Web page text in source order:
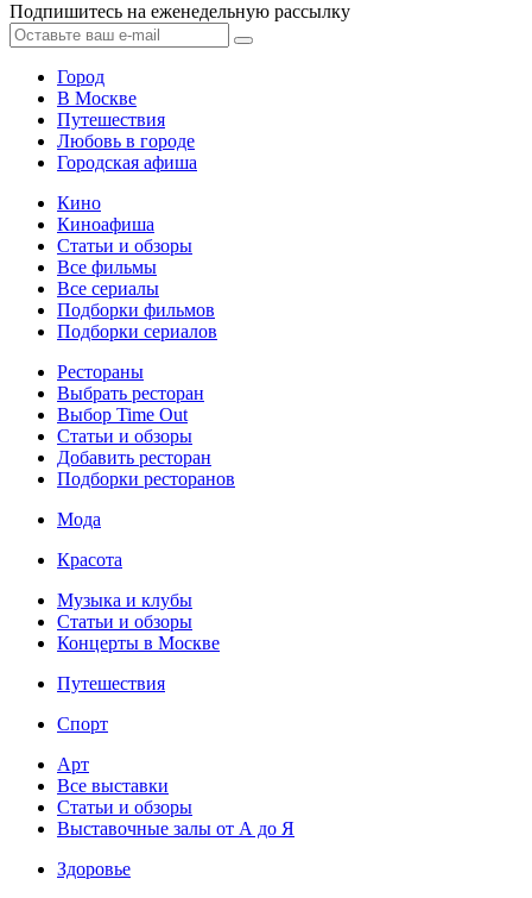
Подпишитесь на еженедельную рассылку
Город
В Москве
Путешествия
Любовь в городе
Городская афиша
Кино
Киноафиша
Статьи и обзоры
Все фильмы
Все сериалы
Подборки фильмов
Подборки сериалов
Рестораны
Выбрать ресторан
Выбор Time Out
Статьи и обзоры
Добавить ресторан
Подборки ресторанов
Мода
Красота
Музыка и клубы
Статьи и обзоры
Концерты в Москве
Путешествия
Спорт
Арт
Все выставки
Статьи и обзоры
Выставочные залы от А до Я
Здоровье